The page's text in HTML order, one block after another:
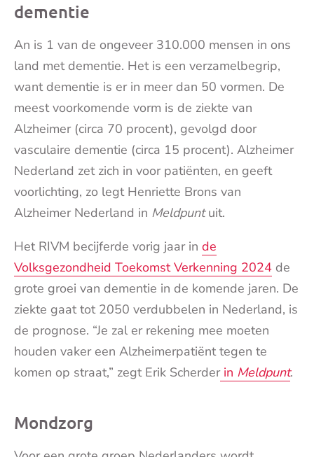
dementie
An is 1 van de ongeveer 310.000 mensen in ons
land met dementie. Het is een verzamelbegrip,
want dementie is er in meer dan 50 vormen. De
meest voorkomende vorm is de ziekte van
Alzheimer (circa 70 procent), gevolgd door
vasculaire dementie (circa 15 procent). Alzheimer
Nederland zet zich in voor patiënten, en geeft
voorlichting, zo legt Henriette Brons van
Alzheimer Nederland in Meldpuntuit.
Het RIVM becijferde vorig jaar in de
Volksgezondheid Toekomst Verkenning 2024 de
grote groei van dementie in de komende jaren. De
ziekte gaat tot 2050 verdubbelen in Nederland, is
de prognose. “Je zal er rekening mee moeten
houden vaker een Alzheimerpatiënt tegen te
komen op straat,” zegt Erik Scherderin Meldpunt.
Mondzorg